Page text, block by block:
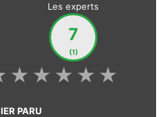
Les experts
7
(1)
★
★
★
★
★
PARU